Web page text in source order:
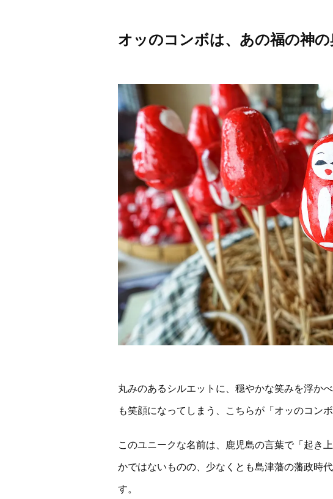
オッのコンボは、あの福の神の
丸みのあるシルエットに、穏やかな笑みを浮か
も笑顔になってしまう、こちらが「オッのコンボ
このユニークな名前は、鹿児島の言葉で「起き
かではないものの、少なくとも島津藩の藩政時
す。